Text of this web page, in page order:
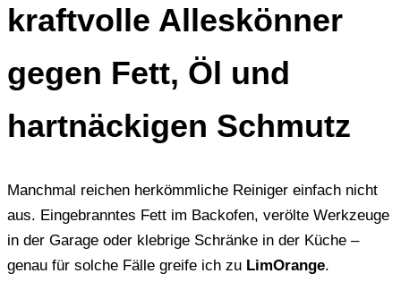
kraftvolle Alleskönner
gegen Fett, Öl und
hartnäckigen Schmutz
Manchmal reichen herkömmliche Reiniger einfach nicht
aus. Eingebranntes Fett im Backofen, verölte Werkzeuge
in der Garage oder klebrige Schränke in der Küche –
genau für solche Fälle greife ich zu LimOrange.